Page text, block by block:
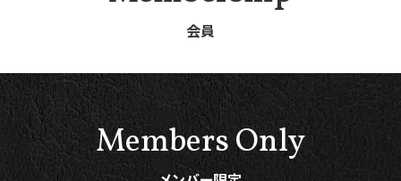
会員
Members Only